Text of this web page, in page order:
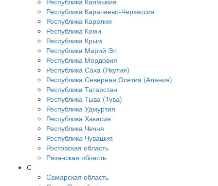
Республика Карачаево-Черкессия
Республика Карелия
Республика Коми
Республика Крым
Республика Марий Эл
Республика Мордовия
Республика Саха (Якутия)
Республика Северная Осетия (Алания)
Республика Татарстан
Республика Тыва (Тува)
Республика Удмуртия
Республика Хакасия
Республика Чечня
Республика Чувашия
Ростовская область
Рязанская область
С
Самарская область